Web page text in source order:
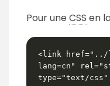
Pour une CSS en
<link href="../
lang=cn"
type="text/